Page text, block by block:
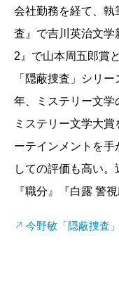
が、今野敏は本当
てくれる。さらに
題を、たったひと
ック”を各編で炸裂
たとえば冒頭の「
「斎藤治警務課長
うに感じていた」
たった今しがた、
ったばかりの斎藤
会社勤務を経て、執
査』で吉川英治文学
2』で山本周五郎賞
「隠蔽捜査」シリ
年、ミステリー文学
ミステリー文学大
ーテインメントを手
しての評価も高い。
『職分』『白露 警
今野敏「隠蔽捜査